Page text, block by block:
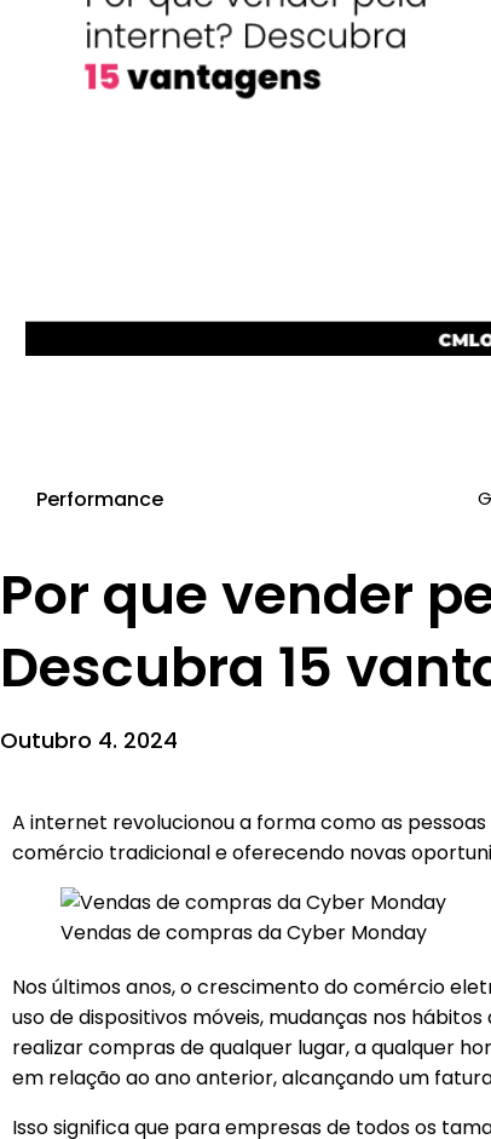
Performance
Por que vender
Descubra 15
Outubro 4. 2024
A internet revolucionou a forma como as
comércio tradicional e oferecendo novas
Vendas de compras da Cyber Monday
Nos últimos anos, o crescimento do comércio
uso de dispositivos móveis, mudanças nos
realizar compras de qualquer lugar, a qualquer
em relação ao ano anterior, alcançando um
Isso significa que para empresas de todos os